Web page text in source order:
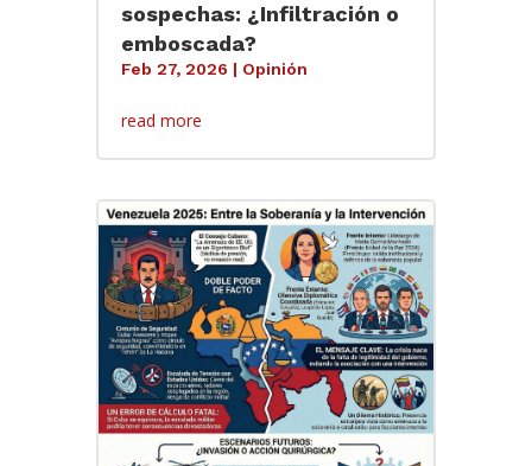
sospechas: ¿Infiltración o
emboscada?
Feb 27, 2026 | Opinión
read more